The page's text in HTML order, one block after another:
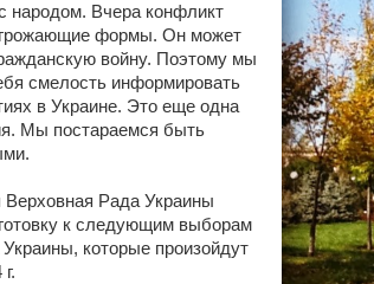
народом. Вчера конфликт
формы. Он может
войну. Поэтому мы
смелость информировать
в Украине. Это еще одна
Мы постараемся быть
Рада Украины
к следующим выборам
Украины, которые произойдут